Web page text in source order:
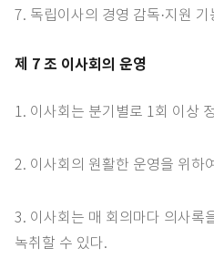
7. 독립이사의 경영 감독·지원
제 7 조 이사회의 운영
1. 이사회는 분기별로 1회 이상
2. 이사회의 원활한 운영을 위하
3. 이사회는 매 회의마다 의사록
녹취할 수 있다.